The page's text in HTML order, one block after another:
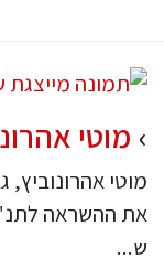
מוטי
מוטי אהרונוביץ,
את ההשראה
ש...